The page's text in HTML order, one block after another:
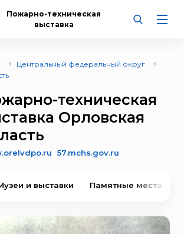
Пожарно-техническая
выставка
Центральный федеральный округ
техническая
Орловская
57.mchs.gov.ru
и выставки Памятные места